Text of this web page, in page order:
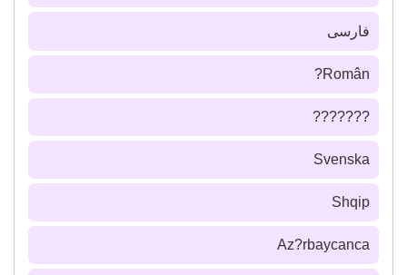
فارسى
Român?
???????
Svenska
Shqip
Az?rbaycanca